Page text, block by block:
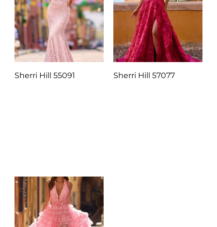
Sherri Hill 55091 Sherri Hill 57077